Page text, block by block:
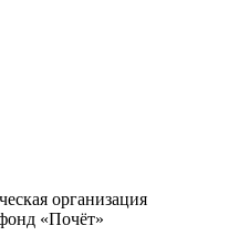
организация
«Почёт»